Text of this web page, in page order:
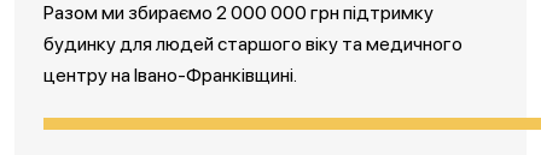
Разом ми збираємо 2 000 000 грн підтримку
будинку для людей старшого віку та медичного
центру на Івано-Франківщині.